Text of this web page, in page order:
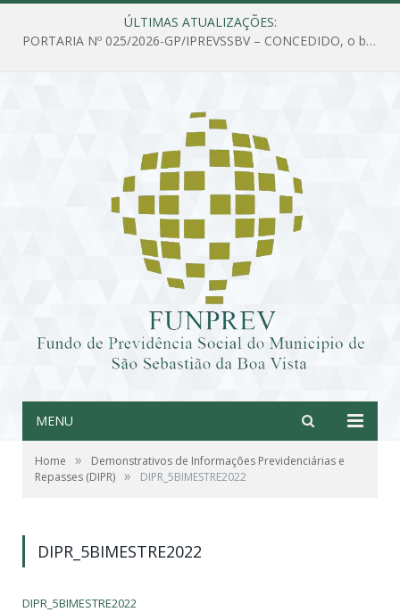
ÚLTIMAS ATUALIZAÇÕES:
PORTARIA Nº 025/2026-GP/IPREVSSBV – CONCEDIDO, o benefício de PENSÃO a MARIA ESTELA DOS SANTOS SOUZA
MENU
Home »
Demonstrativos de Informações Previdenciárias e
Repasses (DIPR) » DIPR_5BIMESTRE2022
DIPR_5BIMESTRE2022
DIPR_5BIMESTRE2022